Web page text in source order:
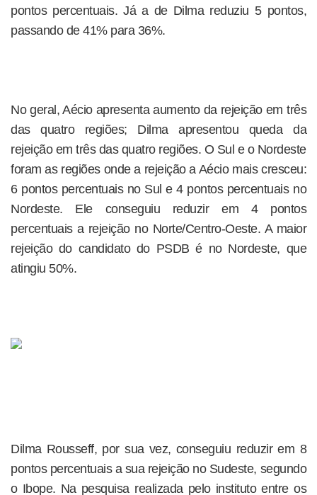
pontos percentuais. Já a de Dilma reduziu 5 pontos,
passando de 41% para 36%.
No geral, Aécio apresenta aumento da rejeição em três
das quatro regiões; Dilma apresentou queda da
rejeição em três das quatro regiões. O Sul e o Nordeste
foram as regiões onde a rejeição a Aécio mais cresceu:
6 pontos percentuais no Sul e 4 pontos percentuais no
Nordeste. Ele conseguiu reduzir em 4 pontos
percentuais a rejeição no Norte/Centro-Oeste. A maior
rejeição do candidato do PSDB é no Nordeste, que
atingiu 50%.
Dilma Rousseff, por sua vez, conseguiu reduzir em 8
pontos percentuais a sua rejeição no Sudeste, segundo
o Ibope. Na pesquisa realizada pelo instituto entre os